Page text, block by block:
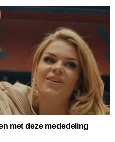
met deze mededeling